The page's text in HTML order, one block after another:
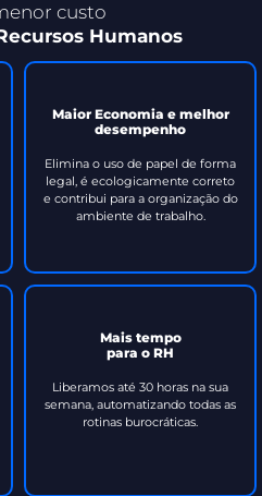
custo
Humanos
Maior Economia e melhor
desempenho
Elimina o uso de papel de forma
legal, é ecologicamente correto
e contribui para a organização do
ambiente de trabalho.
Mais tempo
para o RH
Liberamos até 30 horas na sua
semana, automatizando todas as
rotinas burocráticas.